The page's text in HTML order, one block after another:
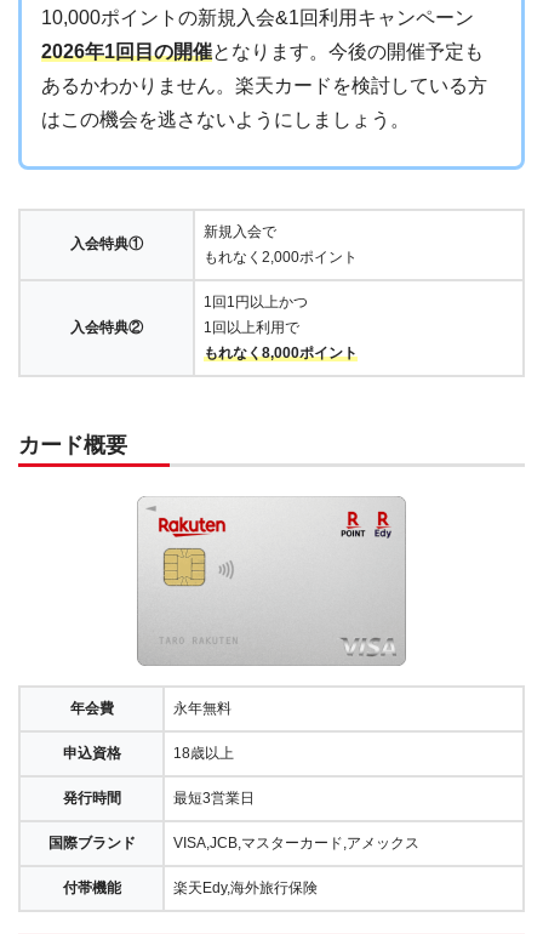
10,000ポイントの新規入会&1回利用キャンペーン
2026年1回目の開催となります。今後の開催予定も
あるかわかりません。楽天カードを検討している方
はこの機会を逃さないようにしましょう。
入会特典①
新規入会で
もれなく2,000ポイント
入会特典②
1回1円以上かつ
1回以上利用で
もれなく8,000ポイント
カード概要
年会費 永年無料
申込資格 18歳以上
発行時間 最短3営業日
国際ブランド VISA,JCB,マスターカード,アメックス
付帯機能 楽天Edy,海外旅行保険